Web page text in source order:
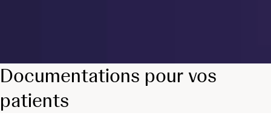
Documentations pour vos
patients